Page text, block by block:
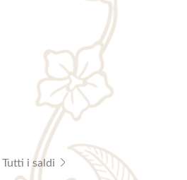
Tutti i saldi